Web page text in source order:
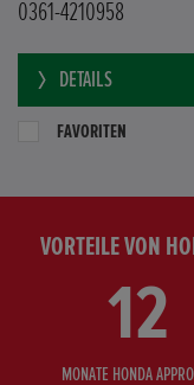
0361-4210958
DETAILS
FAVORITEN
VORTEILE VON
12
MONATE HONDA